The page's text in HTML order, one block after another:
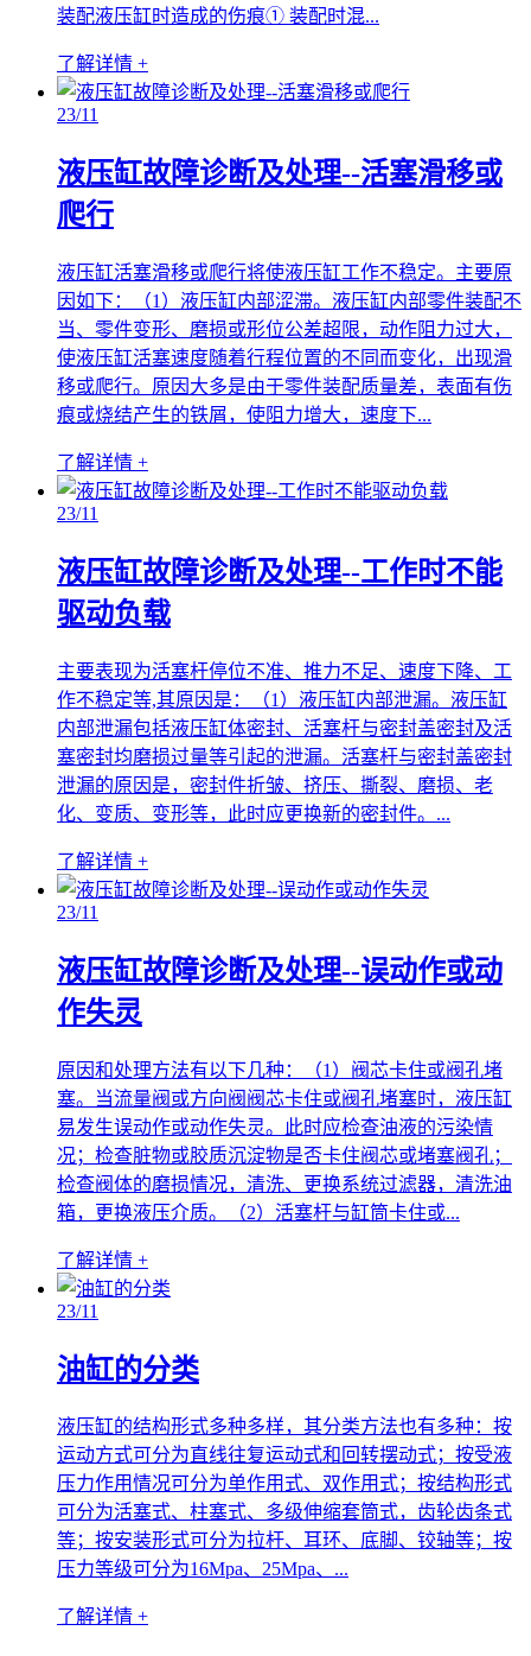
装配液压缸时造成的伤痕① 装配时混...
了解详情 +
23/11
液压缸故障诊断及处理--活塞滑移或
爬行
液压缸活塞滑移或爬行将使液压缸工作不稳定。主要原
因如下：（1）液压缸内部涩滞。液压缸内部零件装配不
当、零件变形、磨损或形位公差超限，动作阻力过大，
使液压缸活塞速度随着行程位置的不同而变化，出现滑
移或爬行。原因大多是由于零件装配质量差，表面有伤
痕或烧结产生的铁屑，使阻力增大，速度下...
了解详情 +
23/11
液压缸故障诊断及处理--工作时不能
驱动负载
主要表现为活塞杆停位不准、推力不足、速度下降、工
作不稳定等,其原因是：（1）液压缸内部泄漏。液压缸
内部泄漏包括液压缸体密封、活塞杆与密封盖密封及活
塞密封均磨损过量等引起的泄漏。活塞杆与密封盖密封
泄漏的原因是，密封件折皱、挤压、撕裂、磨损、老
化、变质、变形等，此时应更换新的密封件。...
了解详情 +
23/11
液压缸故障诊断及处理--误动作或动
作失灵
原因和处理方法有以下几种：（1）阀芯卡住或阀孔堵
塞。当流量阀或方向阀阀芯卡住或阀孔堵塞时，液压缸
易发生误动作或动作失灵。此时应检查油液的污染情
况；检查脏物或胶质沉淀物是否卡住阀芯或堵塞阀孔；
检查阀体的磨损情况，清洗、更换系统过滤器，清洗油
箱，更换液压介质。（2）活塞杆与缸筒卡住或...
了解详情 +
23/11
油缸的分类
液压缸的结构形式多种多样，其分类方法也有多种：按
运动方式可分为直线往复运动式和回转摆动式；按受液
压力作用情况可分为单作用式、双作用式；按结构形式
可分为活塞式、柱塞式、多级伸缩套筒式，齿轮齿条式
等；按安装形式可分为拉杆、耳环、底脚、铰轴等；按
压力等级可分为16Mpa、25Mpa、...
了解详情 +